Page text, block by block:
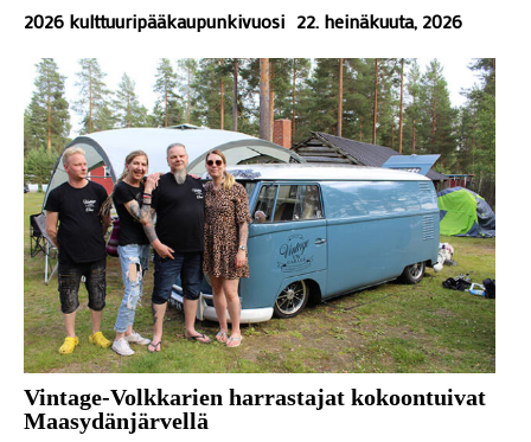
2026 kulttuuripääkaupunkivuosi 22. heinäkuuta, 2026
Vintage-Volkkarien harrastajat kokoontuivat
Maasydänjärvellä